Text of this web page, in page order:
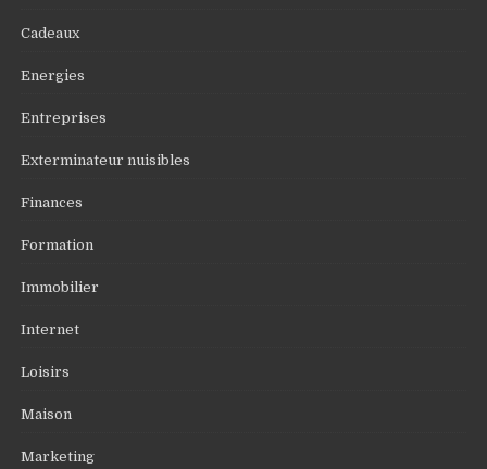
Cadeaux
Energies
Entreprises
Exterminateur nuisibles
Finances
Formation
Immobilier
Internet
Loisirs
Maison
Marketing